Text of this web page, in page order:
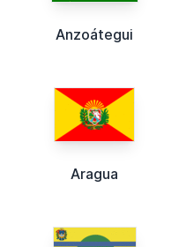
Anzoátegui
Aragua